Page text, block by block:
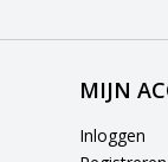
MIJN
Inloggen